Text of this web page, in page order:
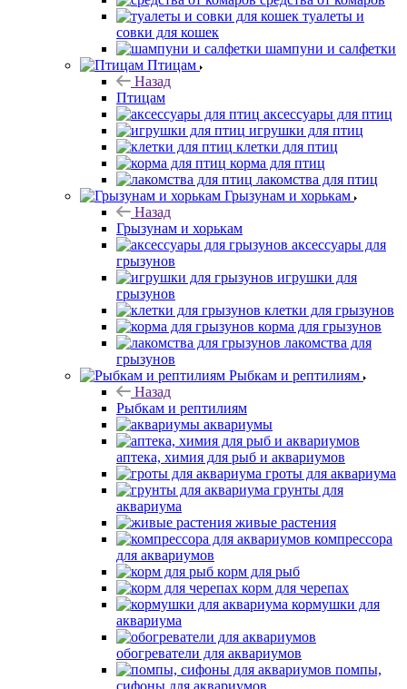
туалеты и
совки для кошек
шампуни и салфетки
Птицам
Назад
Птицам
аксессуары для птиц
игрушки для птиц
клетки для птиц
корма для птиц
лакомства для птиц
Грызунам и хорькам
Назад
Грызунам и хорькам
аксессуары для
грызунов
игрушки для
грызунов
клетки для грызунов
корма для грызунов
лакомства для
грызунов
Рыбкам и рептилиям
Назад
Рыбкам и рептилиям
аквариумы
аптека, химия для рыб и аквариумов
гроты для аквариума
грунты для
аквариума
живые растения
компрессора
для аквариумов
корм для рыб
корм для черепах
кормушки для
аквариума
обогреватели для аквариумов
помпы,
сифоны для аквариумов